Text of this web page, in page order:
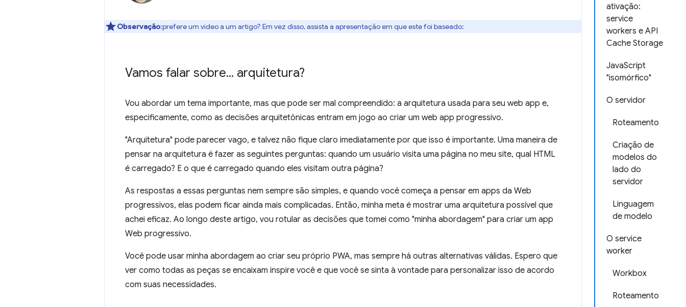
ativação:
service
workers e API
Cache Storage
JavaScript
"isomórfico"
O servidor
Roteamento
Criação de
modelos do
lado do
servidor
Linguagem
de modelo
O service
worker
Workbox
Roteamento
Observação:prefere um vídeo a um artigo? Em vez disso, assista a apresentação em que este foi baseado:
Vamos falar sobre... arquitetura?
Vou abordar um tema importante, mas que pode ser mal compreendido: a arquitetura usada para seu web app e,
especificamente, como as decisões arquitetônicas entram em jogo ao criar um web app progressivo.
"Arquitetura" pode parecer vago, e talvez não fique claro imediatamente por que isso é importante. Uma maneira de
pensar na arquitetura é fazer as seguintes perguntas: quando um usuário visita uma página no meu site, qual HTML
é carregado? E o que é carregado quando eles visitam outra página?
As respostas a essas perguntas nem sempre são simples, e quando você começa a pensar em apps da Web
progressivos, elas podem ficar ainda mais complicadas. Então, minha meta é mostrar uma arquitetura possível que
achei eficaz. Ao longo deste artigo, vou rotular as decisões que tomei como "minha abordagem" para criar um app
Web progressivo.
Você pode usar minha abordagem ao criar seu próprio PWA, mas sempre há outras alternativas válidas. Espero que
ver como todas as peças se encaixam inspire você e que você se sinta à vontade para personalizar isso de acordo
com suas necessidades.